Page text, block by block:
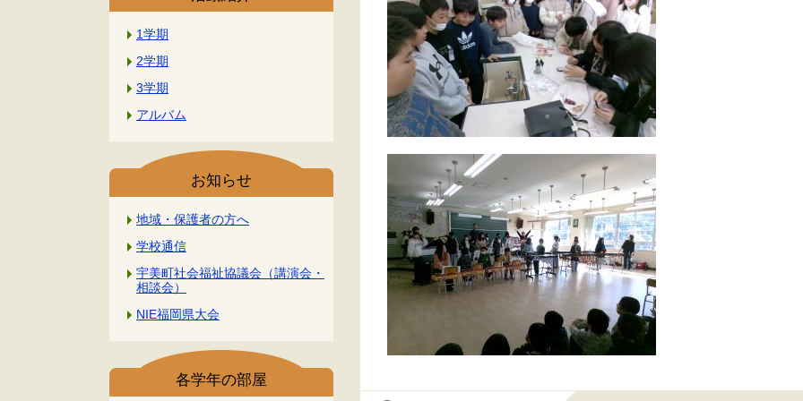
1学期
2学期
3学期
アルバム
お知らせ
地域・保護者の方へ
学校通信
宇美町社会福祉協議会（講演会・
相談会）
NIE福岡県大会
各学年の部屋